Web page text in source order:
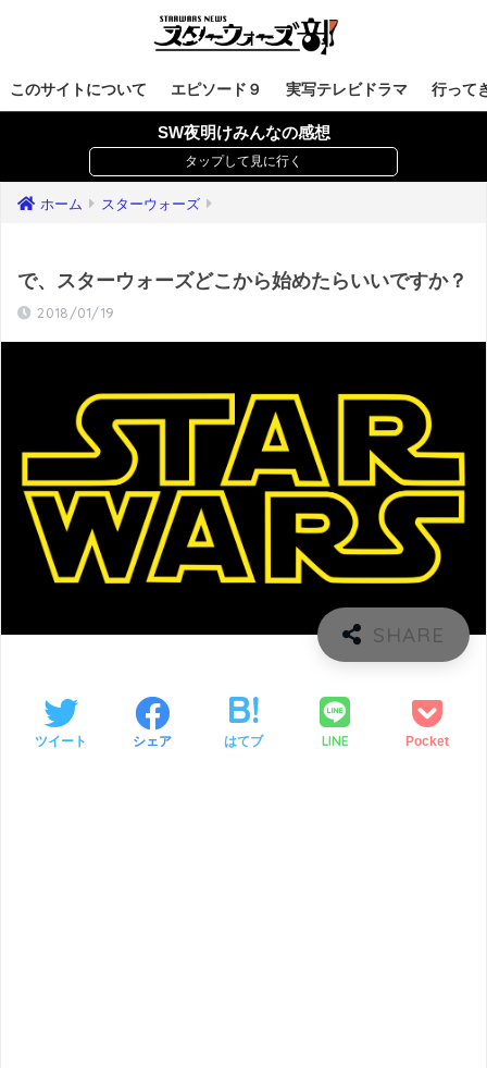
このサイトについて エピソード９ 実写テレビドラマ 行って
SW夜明けみんなの感想
ホーム スターウォーズ
で、スターウォーズどこから始めたらいいですか？
2018/01/19
ツイート シェア はてブ LINE Pocket